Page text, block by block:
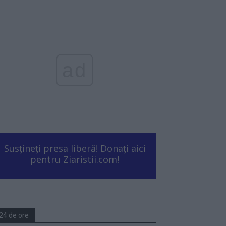
Susțineți presa liberă! Donați aici
pentru Ziaristii.com!
24 de ore